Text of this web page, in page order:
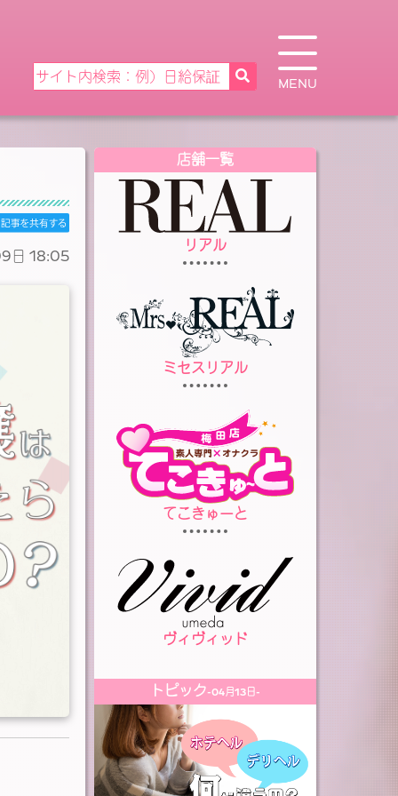
MENU
日 18:05
店舗一覧
リアル
ミセスリアル
てこきゅーと
ヴィヴィッド
トピック-04月13日-